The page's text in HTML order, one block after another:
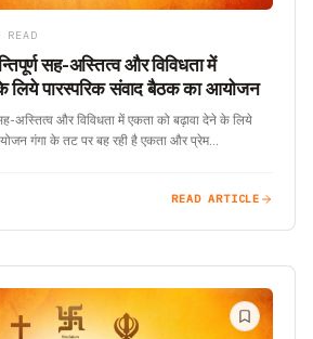
सह-अस्तित्व और विविधता में
लिये पारस्परिक संवाद बैठक का आयोजन
अस्तित्व और विविधता में एकता को बढ़ावा देने के लिये
गंगा के तट पर बह रही है एकता और प्रेम…
READ ARTICLE